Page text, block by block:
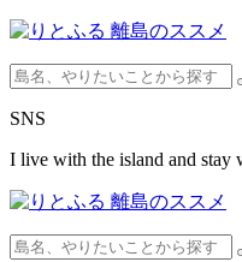
SNS
I live with the island and stay